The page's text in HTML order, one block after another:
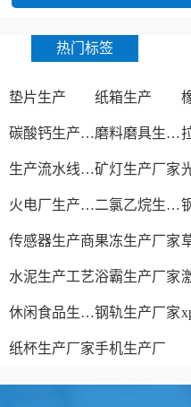
热门标签
垫片生产 纸箱生产
碳酸钙生产设备 磨料磨具生产厂家
生产流水线设备矿灯生产厂家
火电厂生产过程 二氯乙烷生产厂家
传感器生产商果冻生产厂家
水泥生产工艺浴霸生产厂家
休闲食品生产线钢轨生产厂家
纸杯生产厂家手机生产厂